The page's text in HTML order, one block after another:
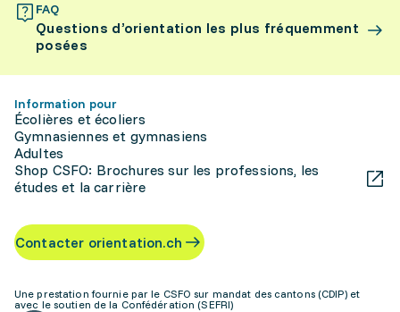
FAQ
Questions d’orientation les plus fréquemment
posées
Information pour
Écolières et écoliers
Gymnasiennes et gymnasiens
Adultes
Shop CSFO: Brochures sur les professions, les
études et la carrière
Contacter orientation.ch
Une prestation fournie par le CSFO sur mandat des cantons (CDIP) et
avec le soutien de la Confédération (SEFRI)